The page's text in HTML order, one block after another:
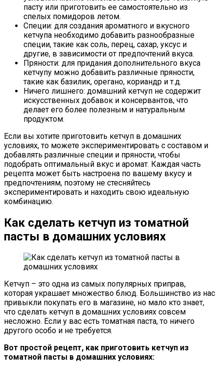
пасту или приготовить ее самостоятельно из
спелых помидоров летом.
Специи: для создания ароматного и вкусного
кетчупа необходимо добавить разнообразные
специи, такие как соль, перец, сахар, уксус и
другие, в зависимости от предпочтений вкуса.
Пряности: для придания дополнительного вкуса
кетчупу можно добавить различные пряности,
такие как базилик, орегано, кориандр и т.д.
Ничего лишнего: домашний кетчуп не содержит
искусственных добавок и консервантов, что
делает его более полезным и натуральным
продуктом.
Если вы хотите приготовить кетчуп в домашних
условиях, то можете экспериментировать с составом и
добавлять различные специи и пряности, чтобы
подобрать оптимальный вкус и аромат. Каждая часть
рецепта может быть настроена по вашему вкусу и
предпочтениям, поэтому не стесняйтесь
экспериментировать и находить свою идеальную
комбинацию.
Как сделать кетчуп из томатной
пасты в домашних условиях
Кетчуп – это одна из самых популярных приправ,
которая украшает множество блюд. Большинство из нас
привыкли покупать его в магазине, но мало кто знает,
что сделать кетчуп в домашних условиях совсем
несложно. Если у вас есть томатная паста, то ничего
другого особо и не требуется.
Вот простой рецепт, как приготовить кетчуп из
томатной пасты в домашних условиях: